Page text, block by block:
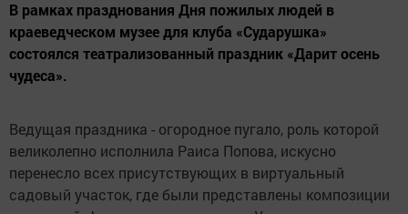
В рамках празднования Дня пожилых людей в
краеведческом музее для клуба «Сударушка»
состоялся театрализованный праздник «Дарит осень
чудеса».
Ведущая праздника - огородное пугало, роль которой
великолепно исполнила Раиса Попова, искусно
перенесло всех присутствующих в виртуальный
садовый участок, где были представлены композиции